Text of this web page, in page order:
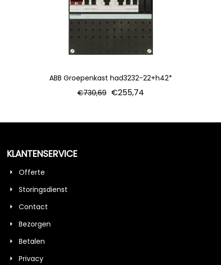
ABB Groepenkast had3232-22+h42*
€730,69 €255,74
KLANTENSERVICE
Offerte
Storingsdienst
Contact
Bezorgen
Betalen
Privacy